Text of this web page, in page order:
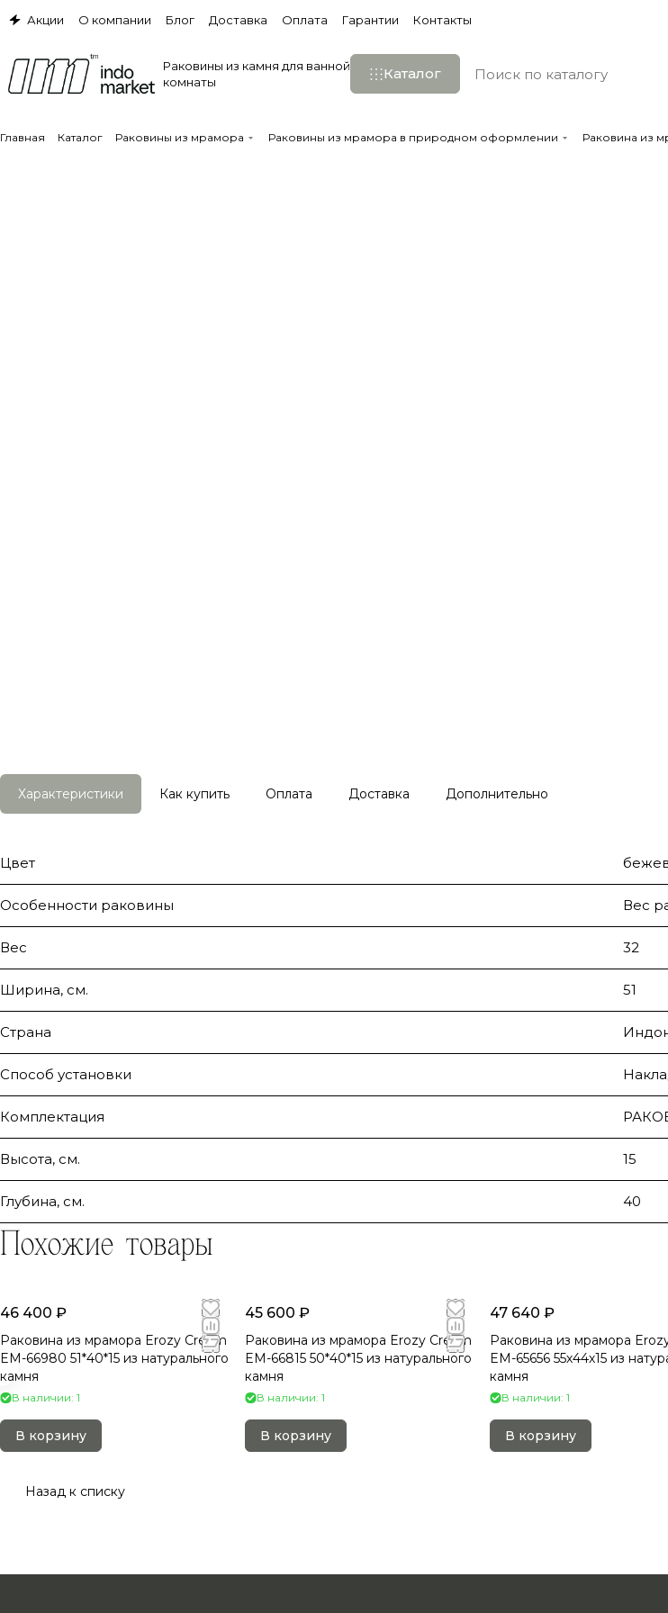
Акции О компании Блог Доставка Оплата Гарантии Контакты
Раковины из камня для ванной
комнаты
Каталог
Главная Каталог Раковины из мрамора Раковины из мрамора в природном оформлении Раковина из
Характеристики Как купить Оплата Доставка Дополнительно
Цвет
Особенности раковины Вес
Вес 32
Ширина, см. 51
Страна
Способ установки
Комплектация
Высота, см. 15
Глубина, см. 40
Похожие товары
46 400 ₽
Раковина из мрамора Erozy Cream
EM-66980 51*40*15 из натурального
камня
В наличии: 1
В корзину
45 600 ₽
Раковина из мрамора Erozy Cream
EM-66815 50*40*15 из натурального
камня
В наличии: 1
В корзину
47 640 ₽
Раковина из мрамора
EM-65656 55х44х15 из
камня
В наличии: 1
В корзину
Назад к списку